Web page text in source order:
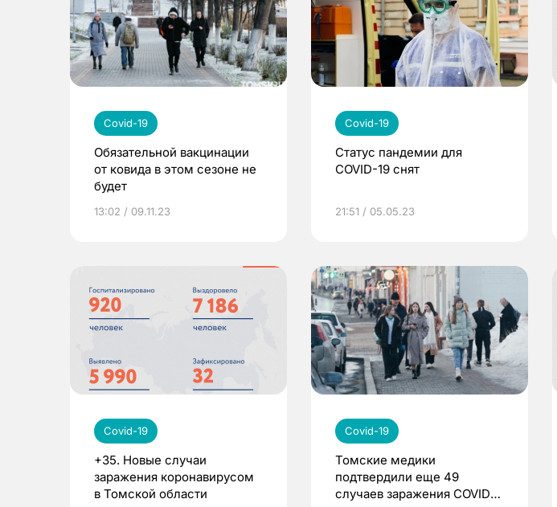
Covid-19
Обязательной вакцинации
от ковида в этом сезоне не
будет
13:02 / 09.11.23
Covid-19
Статус пандемии для
COVID-19 снят
21:51 / 05.05.23
Covid-19
+35. Новые случаи
заражения коронавирусом
в Томской области
Covid-19
Томские медики
подтвердили еще 49
случаев заражения COVID-